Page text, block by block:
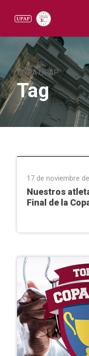
COPA UPAP
Tag
17 de noviembre
Nuestros
Final de la